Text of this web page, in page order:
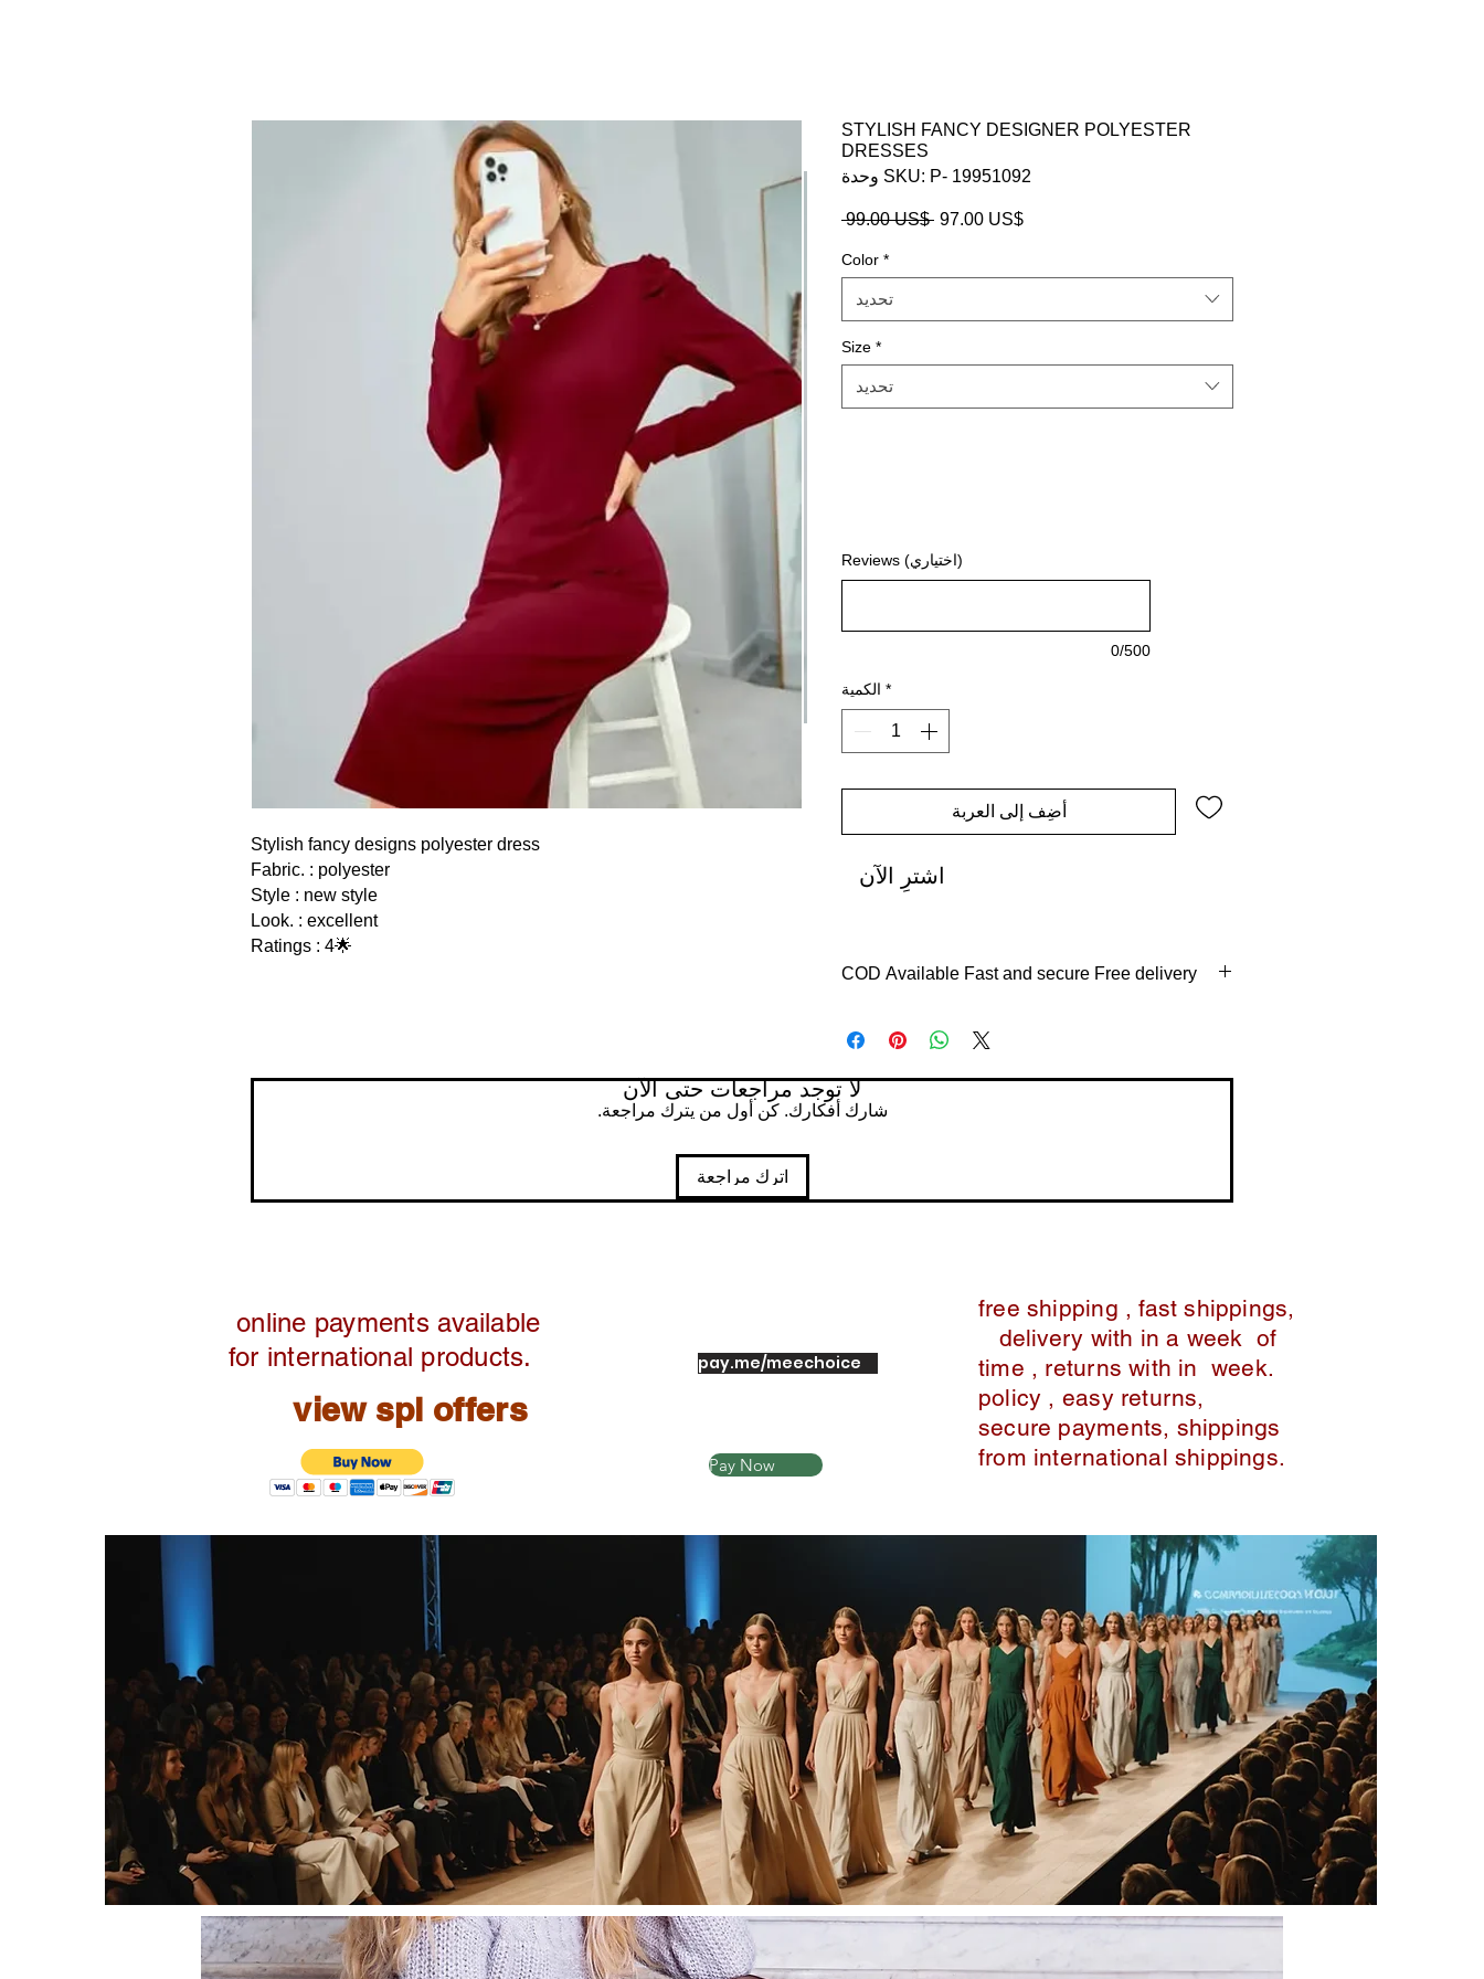
Stylish fancy designs polyester dress
Fabric. : polyester
Style : new style
Look. : excellent
Ratings : 4🌟
STYLISH FANCY DESIGNER POLYESTER
DRESSES
وحدة SKU: P- 19951092
‏99.00 US$ سعر
‏97.00 US$سعر
Color *
تحديد
Size *
تحديد
Reviews (اختياري)
0/500
الكمية *
أضِف إلى العربة
اشترِ الآن
COD Available Fast and secure Free delivery
Easy returns with in the week,
لا توجد مراجعات حتى الآن
شارك أفكارك. كن أول من يترك مراجعة.
اترك مراجعة
online payments available
for international products.
view spl offers
pay.me/meechoice
Pay Now
free shipping , fast shippings,
delivery with in a week of
time , returns with in week.
policy , easy returns,
secure payments, shippings
from international shippings.